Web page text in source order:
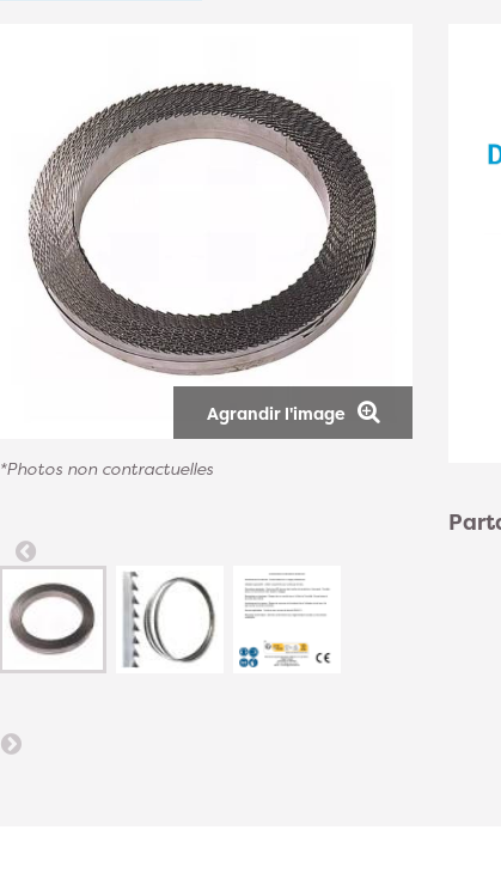
Agrandir l'image
*Photos non contractuelles